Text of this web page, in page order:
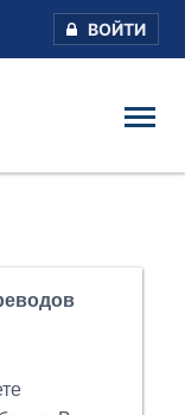
ВОЙТИ